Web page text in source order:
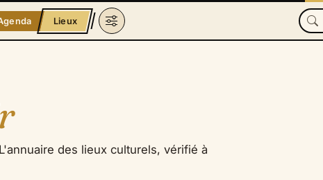
Lieux
des lieux culturels, vérifié à